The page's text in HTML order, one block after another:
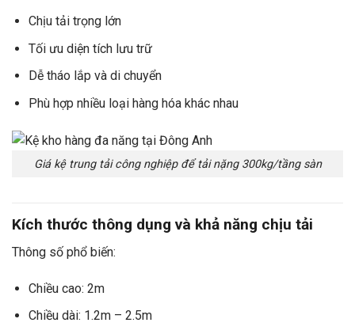
Chịu tải trọng lớn
Tối ưu diện tích lưu trữ
Dễ tháo lắp và di chuyển
Phù hợp nhiều loại hàng hóa khác nhau
Giá kệ trung tải công nghiệp để tải nặng 300kg/tầng sàn
Kích thước thông dụng và khả năng chịu tải
Thông số phổ biến:
Chiều cao: 2m
Chiều dài: 1.2m – 2.5m